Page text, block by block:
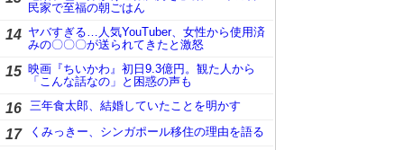
民家で至福の朝ごはん
14 ヤバすぎる…人気YouTuber、女性から使用済
みの〇〇〇が送られてきたと激怒
15 映画『ちいかわ』初日9.3億円。観た人から
「こんな話なの」と困惑の声も
16 三年食太郎、結婚していたことを明かす
17 くみっきー、シンガポール移住の理由を語る